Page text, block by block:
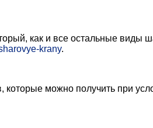
как и все остальные виды
krany.
можно получить при